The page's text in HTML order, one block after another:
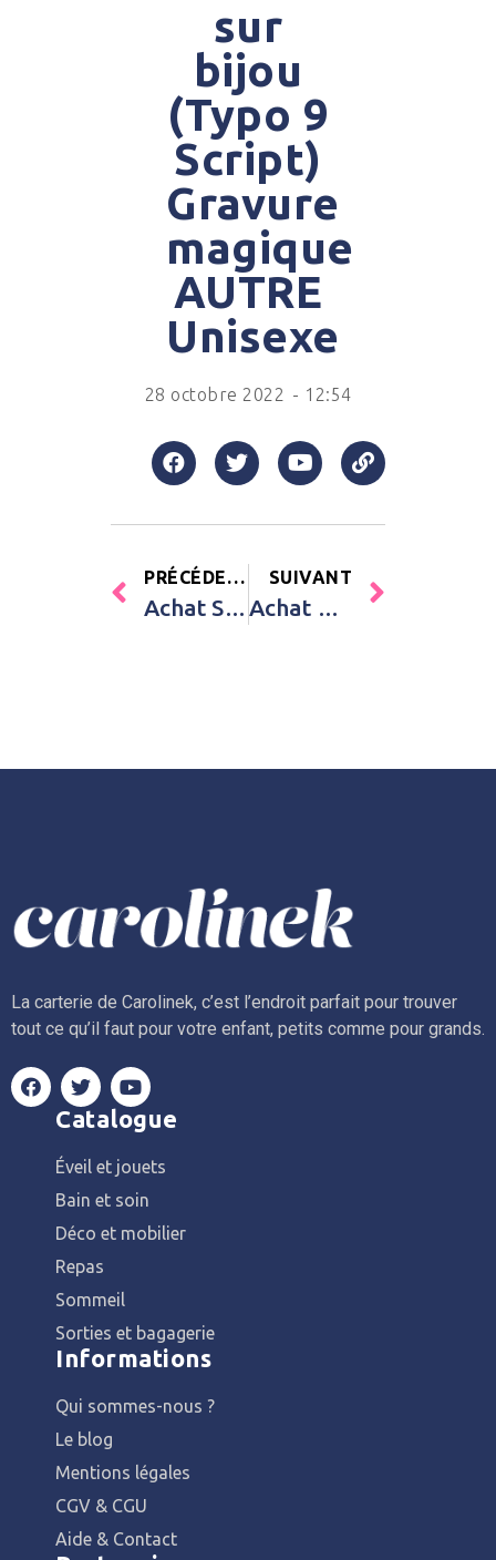
sur
bijou
(Typo 9
Script)
Gravure
magique
AUTRE
Unisexe
28 octobre 2022 - 12:54
PRÉCÉDENT
Achat Sac à dos Chaperon rouge T’es Fou Louloup Ebulobo Rouge Bébé
SUIVANT
Achat Bracelet double tour Le Mix marron (acier) Petits trésors Marron Unisexe
La carterie de Carolinek, c’est l’endroit parfait pour trouver
tout ce qu’il faut pour votre enfant, petits comme pour grands.
Catalogue
Éveil et jouets
Bain et soin
Déco et mobilier
Repas
Sommeil
Sorties et bagagerie
Informations
Qui sommes-nous ?
Le blog
Mentions légales
CGV & CGU
Aide & Contact